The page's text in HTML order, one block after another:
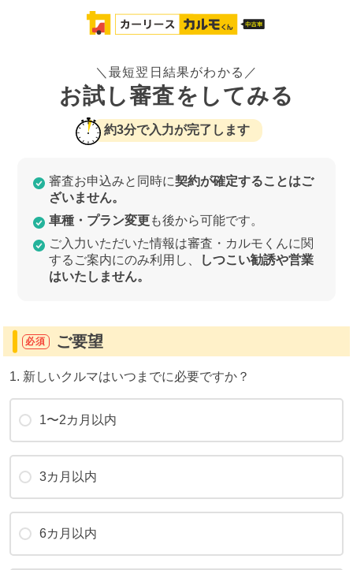
＼最短翌日結果がわかる／
お試し審査をしてみる
約3分で入力が完了します
審査お申込みと同時に契約が確定することはご
ざいません。
車種・プラン変更も後から可能です。
ご入力いただいた情報は審査・カルモくんに関
するご案内にのみ利用し、
しつこい勧誘や営業
はいたしません。
必須 ご要望
1. 新しいクルマはいつまでに必要ですか？
1〜2カ月以内
3カ月以内
6カ月以内